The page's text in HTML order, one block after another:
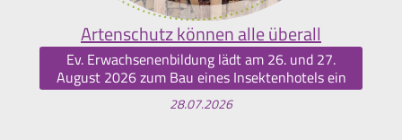
Artenschutz können alle überall
Ev. Erwachsenenbildung lädt am 26. und 27.
August 2026 zum Bau eines Insektenhotels ein
28.07.2026